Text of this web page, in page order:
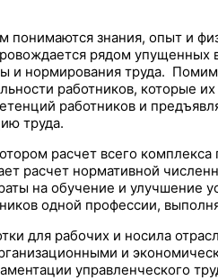
знания, опыт и
рядом упущенных
и нормирования труда.
работников, которые
работников и
труда.
расчет всего комплекса
расчет нормативной
на обучение и улучшение
одной профессии,
для рабочих и носила
и
управленческого